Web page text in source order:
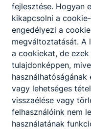
Zsganyár Csenge
pályázaton
Zsganyár Csenge 11.
alkalmából
helyezett lett
2026. jún. 28. TKK
fejlesztése. Hogyan
kikapcsolni a
engedélyezi a
megváltoztatását. A
a cookiekat, de
tulajdonképpen,
vagy lehetséges
visszaélése vagy
felhasználóink ​​nem
használatának